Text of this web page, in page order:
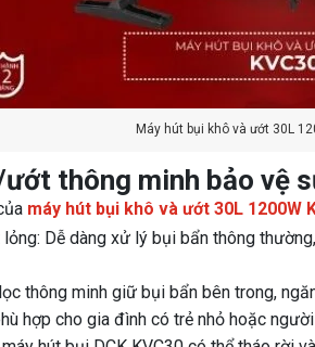
Máy hút bụi khô và ướt 30L
thông minh bảo vệ
máy hút bụi khô và ướt 30L 1200W
Dễ dàng xử lý bụi bẩn thông
thông minh giữ bụi bẩn bên trong,
hợp cho gia đình có trẻ nhỏ hoặc